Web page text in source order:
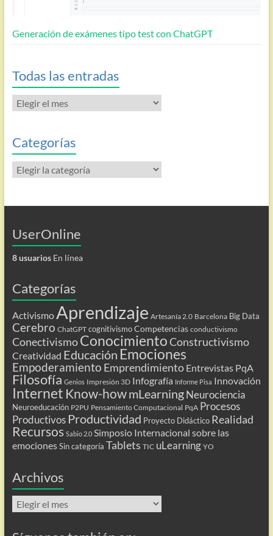
Generación de exámenes tipo test con ChatGPT
Todas las entradas
Todas
las
Categorías
Categorías
UserOnline
8 usuariosEn línea
Categorías
Activismo Aprendizaje Artesanía 2.0 Barcelona Big Data
Cerebro ChatGPT cognitivismo Competencias conductivismo
ConectivismoConocimientoConstructivismo
Creatividad Educación Emociones
Empoderamiento Emprendimiento Entrevistas PqA
Filosofía Genios Impresión 3D Infografía Informe Pisa Innovación
Internet Know-howmLearning Neurociencia
Neuroeducación P2PU Pensamiento Computacional PqA Procesos
Productivos Productividad Proyecto Didáctico Realidad
Recursos Sabio 2.0 Simposio Internacional sobre las
emociones Sin categoría Tablets TIC uLearning YO
Archivos
Archivos